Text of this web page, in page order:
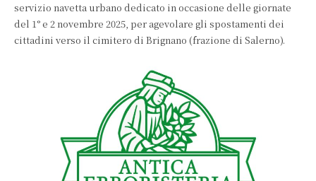
servizio navetta urbano dedicato in occasione delle giornate
del 1° e 2 novembre 2025, per agevolare gli spostamenti dei
cittadini verso il cimitero di Brignano (frazione di Salerno).